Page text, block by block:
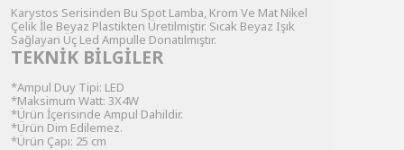
Karystos Serisinden Bu Spot Lamba, Krom Ve Mat Nikel
Çelik İle Beyaz Plastikten Üretilmiştir. Sıcak Beyaz Işık
Sağlayan Üç Led Ampulle Donatılmıştır.
TEKNİK BİLGİLER
*Ampul Duy Tipi: LED
*Maksimum Watt: 3X4W
*Ürün İçerisinde Ampul Dahildir.
*Ürün Dim Edilemez.
*Ürün Çapı: 25 cm